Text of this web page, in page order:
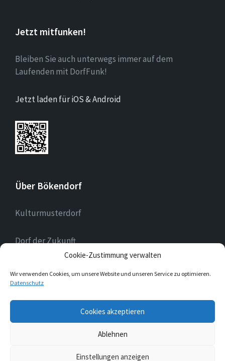
Cookie-Zustimmung verwalten
Wir verwenden Cookies, um unsere Website und unseren Service zu optimieren.
Datenschutz
Cookies akzeptieren
Ablehnen
Einstellungen anzeigen
Jetzt mitfunken!
Bleiben Sie auch unterwegs immer auf dem
Laufenden mit DorfFunk!
Jetzt laden für iOS & Android
Über Bökendorf
Kulturmusterdorf
Dorf der Zukunft